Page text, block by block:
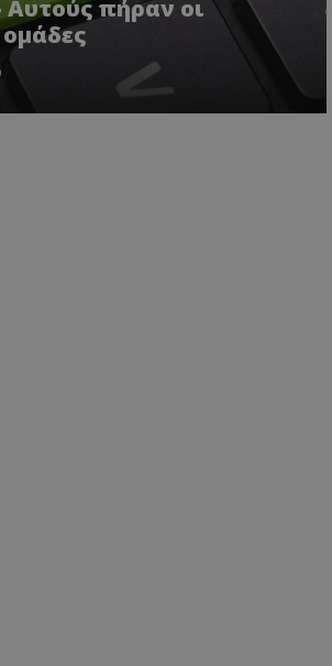
Αυτούς πήραν οι